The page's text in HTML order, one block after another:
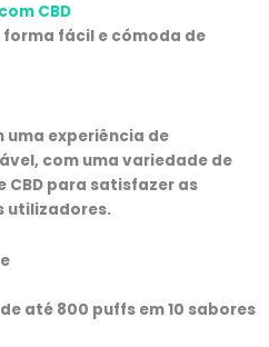
CBD
forma fácil e cómoda de
experiência de
com uma variedade de
CBD para satisfazer as
utilizadores.
até 800 puffs em 10 sabores